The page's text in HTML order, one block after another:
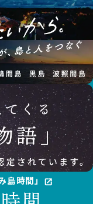
島時間」 open_in_new